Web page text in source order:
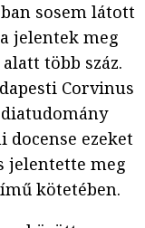
sosem látott
jelentek meg
több száz.
Corvinus
docense ezeket
jelentette meg
kötetében.